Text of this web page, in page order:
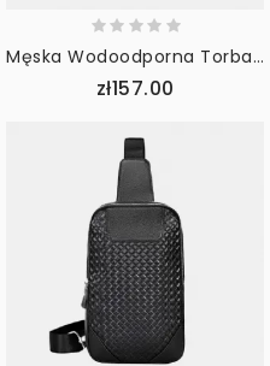
Męska Wodoodporna Torba Na Klatkę Piersiową Oxford Anti-Theft Minimalistyczna Odporna Na Zarysowania Linia O Dużej Pojemności Torba Na Talię
zł157.00